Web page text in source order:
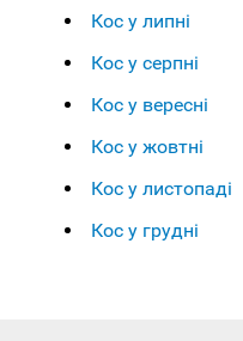
Кос у липні
Кос у серпні
Кос у вересні
Кос у жовтні
Кос у листопаді
Кос у грудні